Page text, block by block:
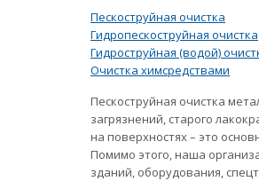
Пескоструйная очистка
Гидропескоструйная очистка
Гидроструйная (водой)
Очистка химсредствами
Пескоструйная очистка
загрязнений, старого
на поверхностях – это
Помимо этого, наша
зданий, оборудования,